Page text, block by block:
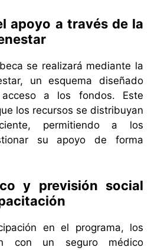
apoyo a través de la
se realizará mediante la
un esquema diseñado
a los fondos. Este
los recursos se distribuyan
permitiendo a los
su apoyo de forma
y previsión social
en el programa, los
con un seguro médico